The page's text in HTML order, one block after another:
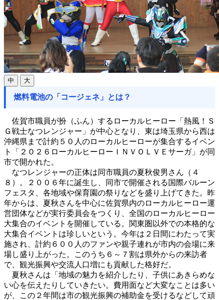
中 大
燃料電池の「コージェネ」とは？
佐賀市職員が扮（ふん）するローカルヒーロー「熱風！Ｓ
Ｇ戦士なつレンジャー」が中心となり、東は埼玉県から西は
沖縄県まで計約５０人のローカルヒーローが集合するイベン
ト「２０２６ローカルヒーローＩＮＶＯＬＶＥサーガ」が同
市で開かれた。
なつレンジャーの正体は同市職員の夏秋俊男さん（４
８）。２００６年に誕生し、同市で開催される国際バルーン
フェスタ、各地域や保育園の祭りなどを盛り上げてきた。昨
年からは、夏秋さんを中心に佐賀県内のローカルヒーロー運
営団体などが実行委員会をつくり、全国のローカルヒーロー
大集合のイベントを開催している。関東圏以外での本格的な
大集合イベントは珍しいという。今年は２日間にわたって実
施され、計約６００人のファンや親子連れが市内の会場に来
場し盛り上がった。このうち６～７割は県外からの来訪者
で、観光振興や交流人口増にも貢献した格好だ。
夏秋さんは「地域の魅力を紹介したり、子供にあきらめな
い心を伝えたりしていきたい。費用面など大変なことは多い
が、この２年間は市の観光振興の補助金を受けるなどして頑